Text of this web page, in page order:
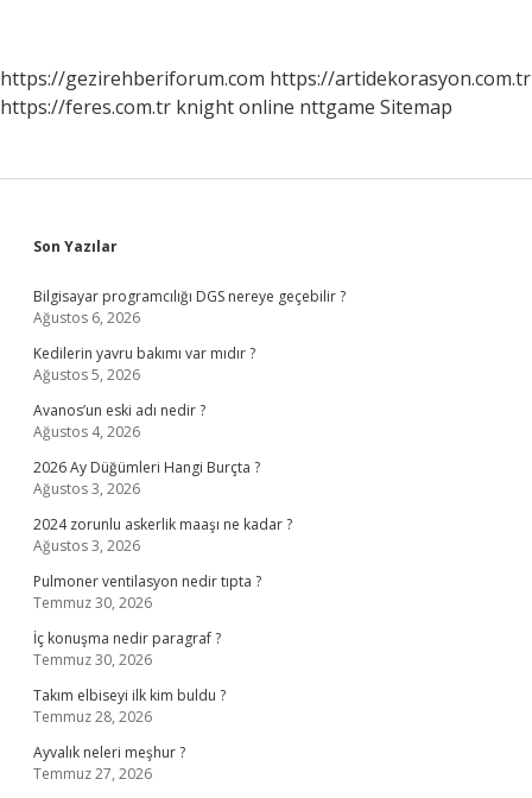
https://gezirehberiforum.com https://artidekorasyon.com.tr
https://feres.com.tr knight online nttgame Sitemap
Sidebar
Son Yazılar
Bilgisayar programcılığı DGS nereye geçebilir ?
Ağustos 6, 2026
Kedilerin yavru bakımı var mıdır ?
Ağustos 5, 2026
Avanos’un eski adı nedir ?
Ağustos 4, 2026
2026 Ay Düğümleri Hangi Burçta ?
Ağustos 3, 2026
2024 zorunlu askerlik maaşı ne kadar ?
Ağustos 3, 2026
Pulmoner ventilasyon nedir tıpta ?
Temmuz 30, 2026
İç konuşma nedir paragraf ?
Temmuz 30, 2026
Takım elbiseyi ilk kim buldu ?
Temmuz 28, 2026
Ayvalık neleri meşhur ?
Temmuz 27, 2026